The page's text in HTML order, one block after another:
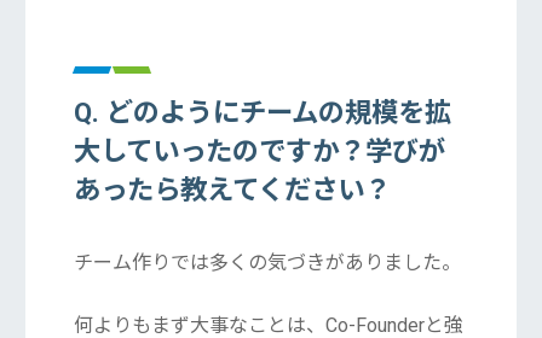
Q. どのようにチームの規模を拡
大していったのですか？学びが
あったら教えてください？
チーム作りでは多くの気づきがありました。
何よりもまず大事なことは、Co-Founderと強